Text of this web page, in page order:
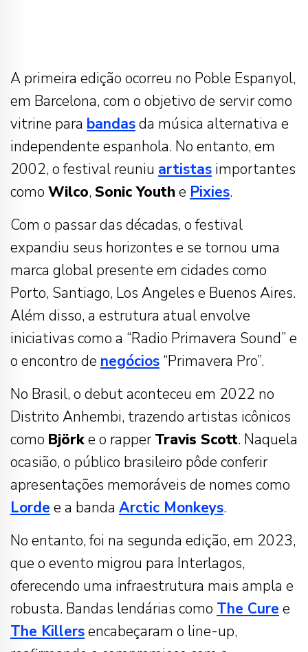
A primeira edição ocorreu no Poble Espanyol,
em Barcelona, com o objetivo de servir como
vitrine para bandasda música alternativa e
independente espanhola. No entanto, em
2002, o festival reuniu artistas importantes
como Wilco, Sonic Youthe Pixies.
Com o passar das décadas, o festival
expandiu seus horizontes e se tornou uma
marca global presente em cidades como
Porto, Santiago, Los Angeles e Buenos Aires.
Além disso, a estrutura atual envolve
iniciativas como a “Radio Primavera Sound” e
o encontro de negócios “Primavera Pro”.
No Brasil, o debut aconteceu em 2022 no
Distrito Anhembi, trazendo artistas icônicos
como Björke o rapper Travis Scott. Naquela
ocasião, o público brasileiro pôde conferir
apresentações memoráveis de nomes como
Lorde e a banda Arctic Monkeys.
No entanto, foi na segunda edição, em 2023,
que o evento migrou para Interlagos,
oferecendo uma infraestrutura mais ampla e
robusta. Bandas lendárias como The Cure e
The Killersencabeçaram o line-up,